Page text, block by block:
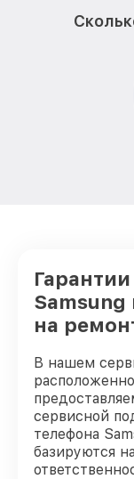
на
В нашем
сервисной
телефона
базируются